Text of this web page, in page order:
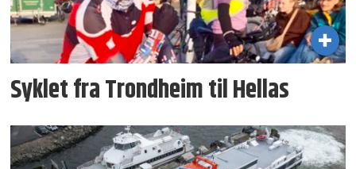
Syklet fra Trondheim til Hellas